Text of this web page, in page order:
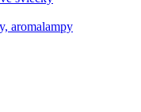
aromalampy